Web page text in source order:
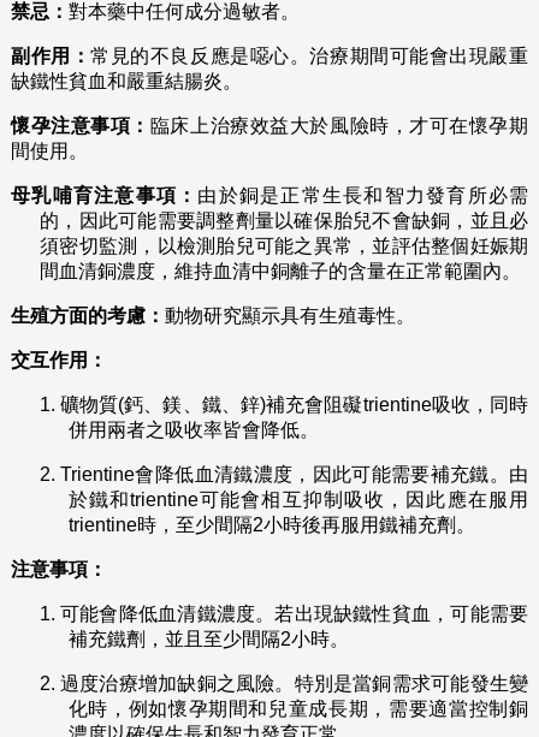
禁忌： 對本藥中任何成分過敏者。
副作用：常見的不良反應是噁心。治療期間可能會出現嚴重
缺鐵性貧血和嚴重結腸炎。
懷孕注意事項： 臨床上治療效益大於風險時，才可在懷孕期
間使用。
母乳哺育注意事項： 由於銅是正常生長和智力發育所必需
的，因此可能需要調整劑量以確保胎兒不會缺銅，並且必
須密切監測，以檢測胎兒可能之異常，並評估整個妊娠期
間血清銅濃度，維持血清中銅離子的含量在正常範圍內。
生殖方面的考慮： 動物研究顯示具有生殖毒性。
交互作用：
1. 礦物質(鈣、鎂、鐵、鋅)補充會阻礙trientine吸收，同時
併用兩者之吸收率皆會降低。
2.Trientine會降低血清鐵濃度，因此可能需要補充鐵。由
於鐵和trientine可能會相互抑制吸收，因此應在服用
trientine時，至少間隔2小時後再服用鐵補充劑。
注意事項：
1.可能會降低血清鐵濃度。若出現缺鐵性貧血，可能需要
補充鐵劑，並且至少間隔2小時。
2.過度治療增加缺銅之風險。特別是當銅需求可能發生變
化時，例如懷孕期間和兒童成長期，需要適當控制銅